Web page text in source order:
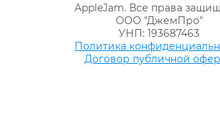
AppleJam. Все права
ООО "ДжемПро"
УНП: 193687463
Политика
Договор публичной